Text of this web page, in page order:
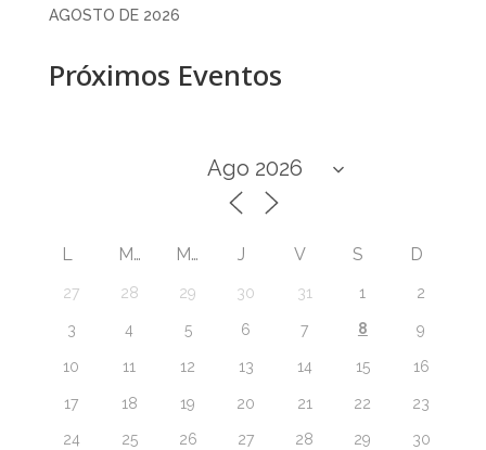
AGOSTO DE 2026
Próximos Eventos
L M M J V S D
27 28 29 30 31 1 2
3 4 5 6 7 8 9
10 11 12 13 14 15 16
17 18 19 20 21 22 23
24 25 26 27 28 29 30